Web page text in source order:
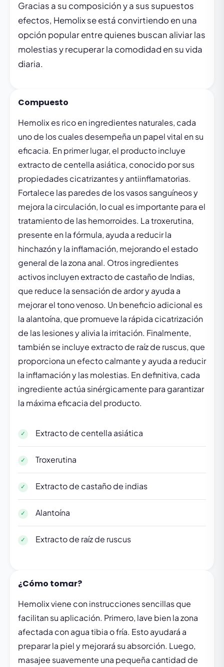
Gracias a su composición y a sus supuestos
efectos, Hemolix se está convirtiendo en una
opción popular entre quienes buscan aliviar las
molestias y recuperar la comodidad en su vida
diaria.
Compuesto
Hemolix es rico en ingredientes naturales, cada
uno de los cuales desempeña un papel vital en su
eficacia. En primer lugar, el producto incluye
extracto de centella asiática, conocido por sus
propiedades cicatrizantes y antiinflamatorias.
Fortalece las paredes de los vasos sanguíneos y
mejora la circulación, lo cual es importante para el
tratamiento de las hemorroides. La troxerutina,
presente en la fórmula, ayuda a reducir la
hinchazón y la inflamación, mejorando el estado
general de la zona anal. Otros ingredientes
activos incluyen extracto de castaño de Indias,
que reduce la sensación de ardor y ayuda a
mejorar el tono venoso. Un beneficio adicional es
la alantoína, que promueve la rápida cicatrización
de las lesiones y alivia la irritación. Finalmente,
también se incluye extracto de raíz de ruscus, que
proporciona un efecto calmante y ayuda a reducir
la inflamación y las molestias. En definitiva, cada
ingrediente actúa sinérgicamente para garantizar
la máxima eficacia del producto.
Extracto de centella asiática
Troxerutina
Extracto de castaño de indias
Alantoína
Extracto de raíz de ruscus
¿Cómo tomar?
Hemolix viene con instrucciones sencillas que
facilitan su aplicación. Primero, lave bien la zona
afectada con agua tibia o fría. Esto ayudará a
preparar la piel y mejorará su absorción. Luego,
masajee suavemente una pequeña cantidad de